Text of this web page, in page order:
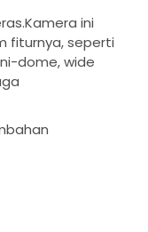
ini
fiturnya, seperti
dome, wide